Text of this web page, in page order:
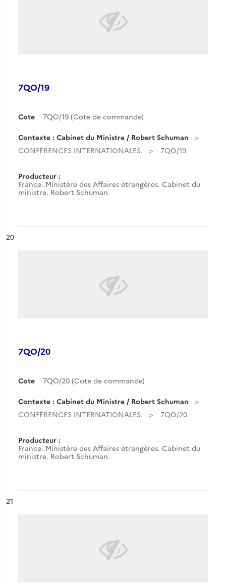
7QO/19
Cote 7QO/19 (Cote de commande)
Contexte : Cabinet du Ministre / Robert Schuman
CONFÉRENCES INTERNATIONALES.
7QO/19
Producteur :
France. Ministère des Affaires étrangères. Cabinet du
ministre. Robert Schuman.
n°
20
7QO/20
Cote 7QO/20 (Cote de commande)
Contexte : Cabinet du Ministre / Robert Schuman
CONFÉRENCES INTERNATIONALES.
7QO/20
Producteur :
France. Ministère des Affaires étrangères. Cabinet du
ministre. Robert Schuman.
n°
21